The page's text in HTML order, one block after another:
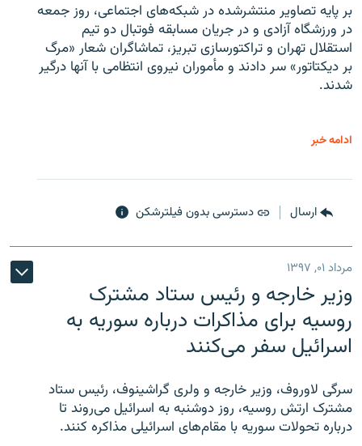
بر پایه تصاویر منتشرشده در شبکه‌های اجتماعی، روز جمعه
در ورزشگاه آزادی و در جریان مسابقه فوتبال دو تیم
استقلال تهران و تراکتورسازی تبریز، تماشاگران شعار «مرگ
بر دیکتاتور» سر دادند و مأموران نیروی انتظامی با آنها درگیر
شدند.
ادامه خبر
ارسال دسترسی بدون فیلترشکن
مرداد ۰۱, ۱۳۹۷
وزیر خارجه و رئیس‌ ستاد مشترک
روسیه برای مذاکرات درباره سوریه به
اسرائیل سفر می‌کنند
سرگی لاوروف، وزیر خارجه و ولری گراشینوف، رئیس ستاد
مشترک ارتش روسیه، روز دوشنبه به اسرائیل می‌روند تا
درباره تحولات سوریه با مقام‌های اسرائیلی مذاکره کنند.